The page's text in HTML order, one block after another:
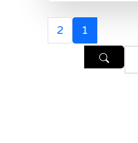
1
2